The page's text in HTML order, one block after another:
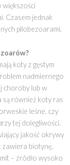
większości
Czasem jednak
pilobezoarami.
koty z gęstym
nadmiernego
choroby lub w
są również koty ras
leśne, czy
tej dolegliwości.
jakość okrywy
zawiera biotynę,
– źródło wysoko